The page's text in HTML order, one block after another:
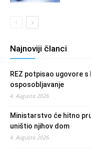
Najnoviji članci
REZ potpisao ugovore
osposobljavanje
4. Augusta 2026.
Ministarstvo će hitno
uništio njihov dom
4. Augusta 2026.